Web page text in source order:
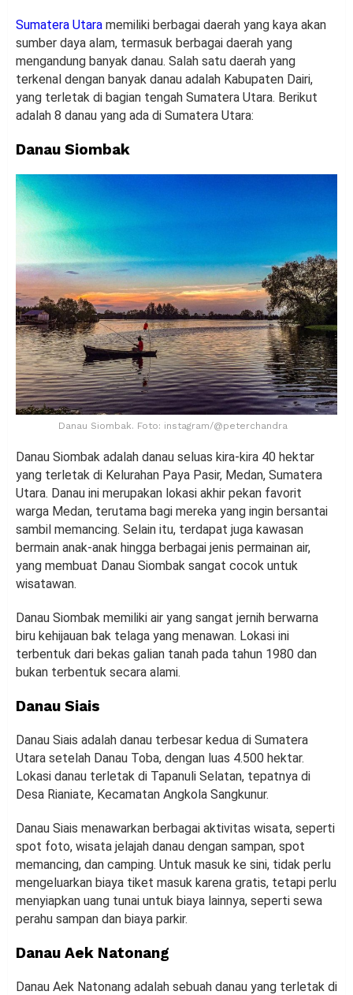
Sumatera Utara memiliki berbagai daerah yang kaya akan
sumber daya alam, termasuk berbagai daerah yang
mengandung banyak danau. Salah satu daerah yang
terkenal dengan banyak danau adalah Kabupaten Dairi,
yang terletak di bagian tengah Sumatera Utara. Berikut
adalah 8 danau yang ada di Sumatera Utara:
Danau Siombak
Danau Siombak. Foto: instagram/@peterchandra
Danau Siombak adalah danau seluas kira-kira 40 hektar
yang terletak di Kelurahan Paya Pasir, Medan, Sumatera
Utara. Danau ini merupakan lokasi akhir pekan favorit
warga Medan, terutama bagi mereka yang ingin bersantai
sambil memancing. Selain itu, terdapat juga kawasan
bermain anak-anak hingga berbagai jenis permainan air,
yang membuat Danau Siombak sangat cocok untuk
wisatawan.
Danau Siombak memiliki air yang sangat jernih berwarna
biru kehijauan bak telaga yang menawan. Lokasi ini
terbentuk dari bekas galian tanah pada tahun 1980 dan
bukan terbentuk secara alami.
Danau Siais
Danau Siais adalah danau terbesar kedua di Sumatera
Utara setelah Danau Toba, dengan luas 4.500 hektar.
Lokasi danau terletak di Tapanuli Selatan, tepatnya di
Desa Rianiate, Kecamatan Angkola Sangkunur.
Danau Siais menawarkan berbagai aktivitas wisata, seperti
spot foto, wisata jelajah danau dengan sampan, spot
memancing, dan camping. Untuk masuk ke sini, tidak perlu
mengeluarkan biaya tiket masuk karena gratis, tetapi perlu
menyiapkan uang tunai untuk biaya lainnya, seperti sewa
perahu sampan dan biaya parkir.
Danau Aek Natonang
Danau Aek Natonang adalah sebuah danau yang terletak di